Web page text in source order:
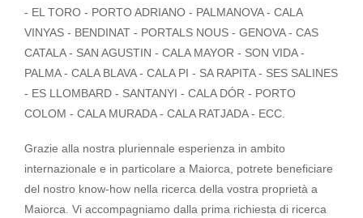
- EL TORO - PORTO ADRIANO - PALMANOVA - CALA
VINYAS - BENDINAT - PORTALS NOUS - GENOVA - CAS
CATALA - SAN AGUSTIN - CALA MAYOR - SON VIDA -
PALMA - CALA BLAVA - CALA PI - SA RAPITA - SES SALINES
- ES LLOMBARD - SANTANYI - CALA DÓR - PORTO
COLOM - CALA MURADA - CALA RATJADA - ECC.
Grazie alla nostra pluriennale esperienza in ambito
internazionale e in particolare a Maiorca, potrete beneficiare
del nostro know-how nella ricerca della vostra proprietà a
Maiorca. Vi accompagniamo dalla prima richiesta di ricerca